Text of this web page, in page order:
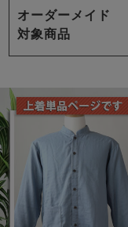
オーダーメイド
対象商品